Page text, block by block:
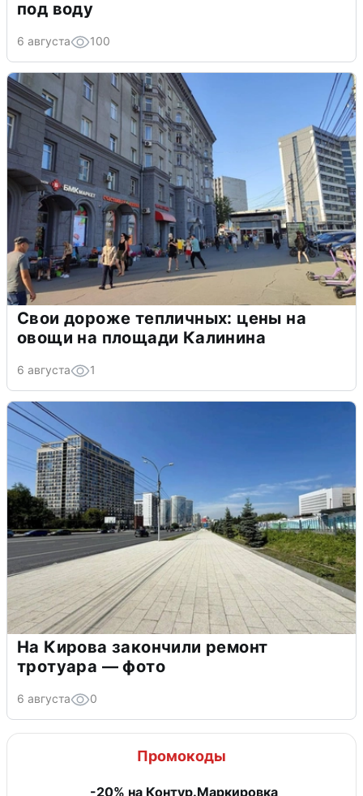
под воду
6 августа 100
Свои дороже тепличных: цены на
овощи на площади Калинина
6 августа 1
На Кирова закончили ремонт
тротуара — фото
6 августа 0
Промокоды
-20% на Контур.Маркировка